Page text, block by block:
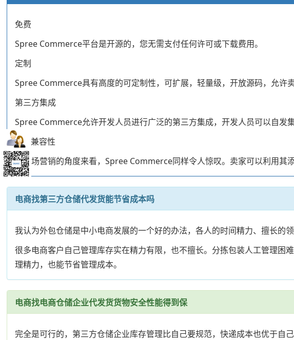
免费
Spree Commerce平台是开源的，您无需支付任何许可或下载费用。
定制
Spree Commerce具有高度的可定制性，可扩展，轻量级，开放源码，允许
第三方集成
Spree Commerce允许开发人员进行广泛的第三方集成，开发人员可以自发
SEO兼容性
从市场营销的角度来看，Spree Commerce同样令人惊叹。卖家可以利用其
电商找第三方仓储代发货能节省成本吗
我认为外包仓储是中小电商发展的一个好的办法，各人的时间精力、擅长的
很多电商客户自己管理库存实在精力有限，也不擅长。分拣包装人工管理
理精力，也能节省管理成本。
电商找电商仓储企业代发货货物安全性能得到保
完全是可行的，第三方仓储企业库存管理比自己要规范，快递成本也优于自己